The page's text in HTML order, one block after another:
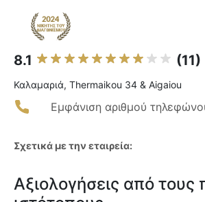
8.1 (11)
Καλαμαριά, Thermaikou 34 & Aigaiou
Εμφάνιση αριθμού
Σχετικά με την εταιρεία:
Αξιολογήσεις από